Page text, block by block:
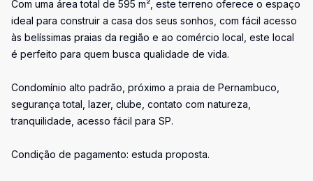
Com uma área total de 595 m², este terreno oferece o espaço
ideal para construir a casa dos seus sonhos, com fácil acesso
às belíssimas praias da região e ao comércio local, este local
é perfeito para quem busca qualidade de vida.
Condomínio alto padrão, próximo a praia de Pernambuco,
segurança total, lazer, clube, contato com natureza,
tranquilidade, acesso fácil para SP.
Condição de pagamento: estuda proposta.